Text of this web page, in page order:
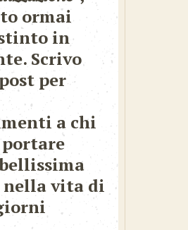
ormai
in
Scrivo
per
a chi
portare
vita di